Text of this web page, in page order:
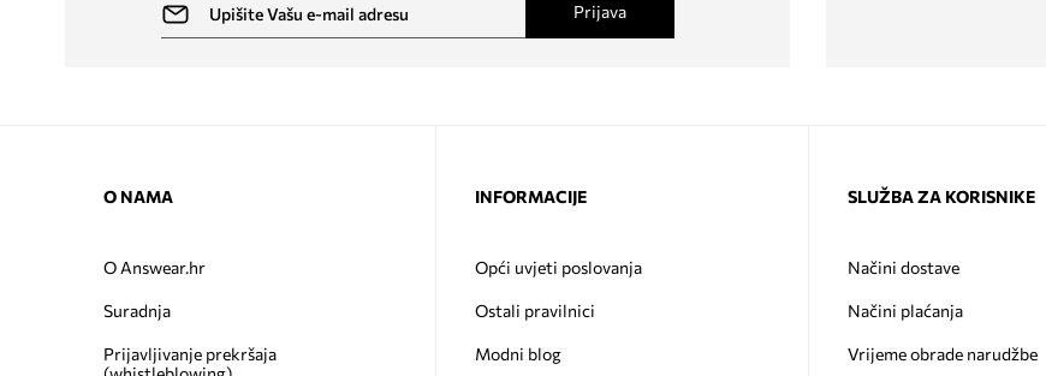
Prijava
O NAMA
O Answear.hr
Suradnja
Prijavljivanje prekršaja
INFORMACIJE
Opći uvjeti poslovanja
Ostali pravilnici
Modni blog
SLUŽBA ZA KORISNIKE
Načini dostave
Načini plaćanja
Vrijeme obrade narudžbe